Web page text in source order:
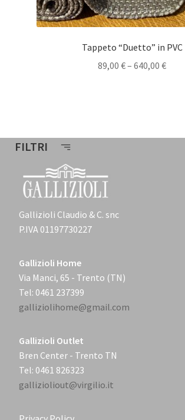
Tappeto “Duetto” in PVC
89,00 €– 640,00 €
FILTRI
Gallizioli Claudio & C. snc
P.IVA 01197730227
Gallizioli Home
Via Manci, 65 - Trento (TN)
Tel: 0461 237399
galliziolihome@gmail.com
Gallizioli Outlet
Bren Center - Trento TN
Tel: 0461 826323
gallizioliout@virgilio.it